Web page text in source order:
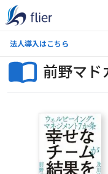
法人導入はこちら
前野マド